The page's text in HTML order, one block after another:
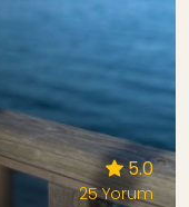
5.0
25 Yorum